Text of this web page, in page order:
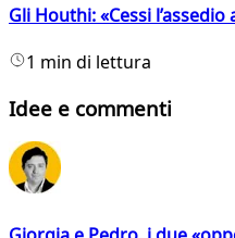
Gli Houthi: «Cessi
1 min di lettura
Idee e commenti